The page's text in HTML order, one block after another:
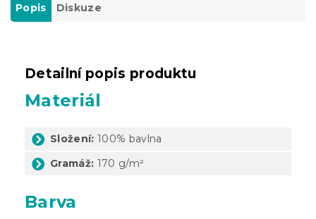
Popis Diskuze
Detailní popis produktu
Materiál
Složení: 100% bavlna
Gramáž: 170 g/m²
Barva